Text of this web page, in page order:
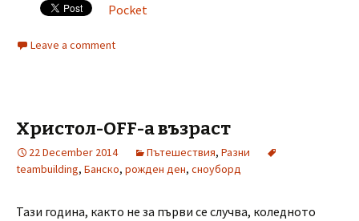
Pocket
Leave a comment
Христол-OFF-а възраст
22 December 2014 Пътешествия, Разни
teambuilding, Банско, рожден ден, сноуборд
Тази година, както не за първи се случва, коледното